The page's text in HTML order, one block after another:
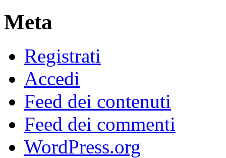
Meta
Registrati
Accedi
Feed dei contenuti
Feed dei commenti
WordPress.org